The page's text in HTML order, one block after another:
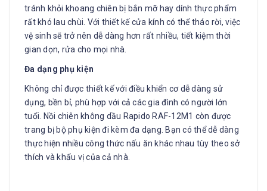
tránh khỏi khoang chiên bị bắn mỡ hay dính thực phẩm
rất khó lau chùi. Với thiết kế cửa kính có thể tháo rời, việc
vệ sinh sẽ trở nên dễ dàng hơn rất nhiều, tiết kiệm thời
gian dọn, rửa cho mọi nhà.
Đa dạng phụ kiện
Không chỉ được thiết kế với điều khiển cơ dễ dàng sử
dụng, bền bỉ, phù hợp với cả các gia đình có người lớn
tuổi. Nồi chiên không dầu Rapido RAF-12M1 còn được
trang bị bộ phụ kiện đi kèm đa dạng. Bạn có thể dễ dàng
thực hiện nhiều công thức nấu ăn khác nhau tùy theo sở
thích và khẩu vị của cả nhà.